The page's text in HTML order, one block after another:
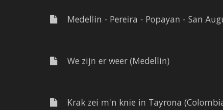
Medellin - Pereira - Popayan - San
We zijn er weer (Medellin)
Krak zei m'n knie in Tayrona